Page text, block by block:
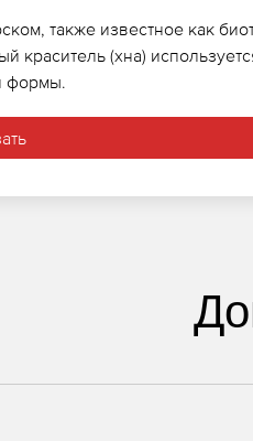
также известное как
краситель (хна)
формы.